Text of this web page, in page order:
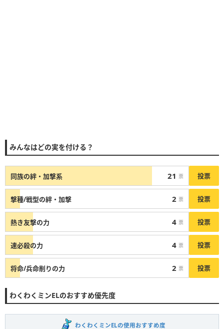
みんなはどの実を付ける？
同族の絆・加撃系 21 票 投票
撃種/戦型の絆・加撃 2 票 投票
熱き友撃の力 4 票 投票
速必殺の力 4 票 投票
将命/兵命削りの力 2 票 投票
わくわくミンELのおすすめ優先度
わくわくミンELの使用おすすめ度